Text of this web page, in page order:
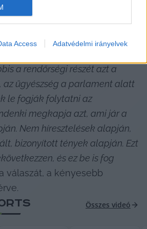
Access Adatvédelmi irányelvek
alapos gyanú merül föl, ott
a rendőrségi részét azt a
az ügyészség a parlament alatt
le fogják folytatni az
megkapja azt, ami jár a
Nem híresztelések alapján,
bizonyított tények alapján. Ezt
és ez be is fog
válaszát, a kényesebb
Összes videó